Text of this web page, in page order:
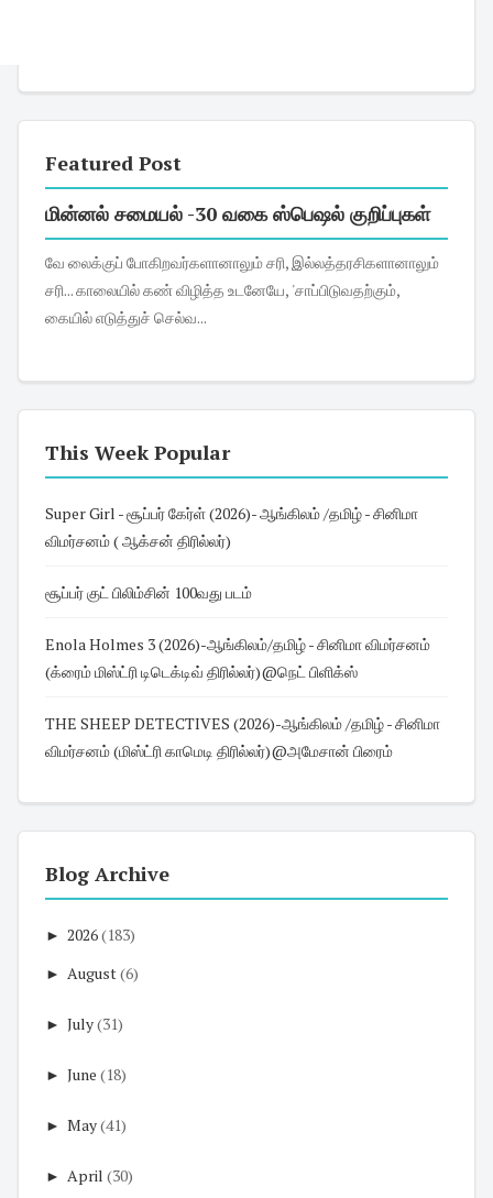
Featured Post
மின்னல் சமையல் -30 வகை ஸ்பெஷல் குறிப்புகள்
வே லைக்குப் போகிறவர்களானாலும் சரி, இல்லத்தரசிகளானாலும்
சரி... காலையில் கண் விழித்த உடனேயே, 'சாப்பிடுவதற்கும்,
கையில் எடுத்துச் செல்வ...
This Week Popular
Super Girl - சூப்பர் கேர்ள் (2026)- ஆங்கிலம் /தமிழ் - சினிமா
விமர்சனம் ( ஆக்சன் திரில்லர்)
சூப்பர் குட் பிலிம்சின் 100வது படம்
Enola Holmes 3 (2026)-ஆங்கிலம்/தமிழ் - சினிமா விமர்சனம்
(க்ரைம் மிஸ்ட்ரி டிடெக்டிவ் திரில்லர்)@நெட் பிளிக்ஸ்
THE SHEEP DETECTIVES (2026)-ஆங்கிலம் /தமிழ் - சினிமா
விமர்சனம் (மிஸ்ட்ரி காமெடி திரில்லர்)@அமேசான் பிரைம்
Blog Archive
► 2026(183)
► August(6)
► July(31)
► June (18)
► May(41)
► April (30)